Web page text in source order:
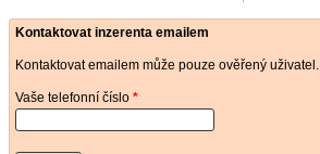
Kontaktovat inzerenta emailem
Kontaktovat emailem může pouze ověřený uživatel.
Vaše telefonní číslo *